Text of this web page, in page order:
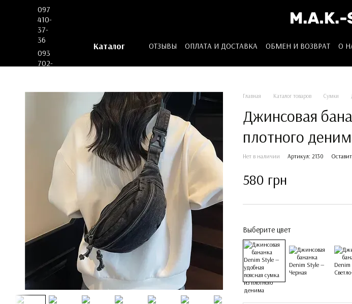
Перейти к основному контенту
097
410-
37-
36
093
702-
Каталог ОТЗЫВЫ ОПЛАТА И ДОСТАВКА ОБМЕН И ВОЗВРАТ О
Главная Каталог товаров Сумки
Джинсовая
плотного
Нет в наличии Артикул: 2130
580 грн
Выберите цвет